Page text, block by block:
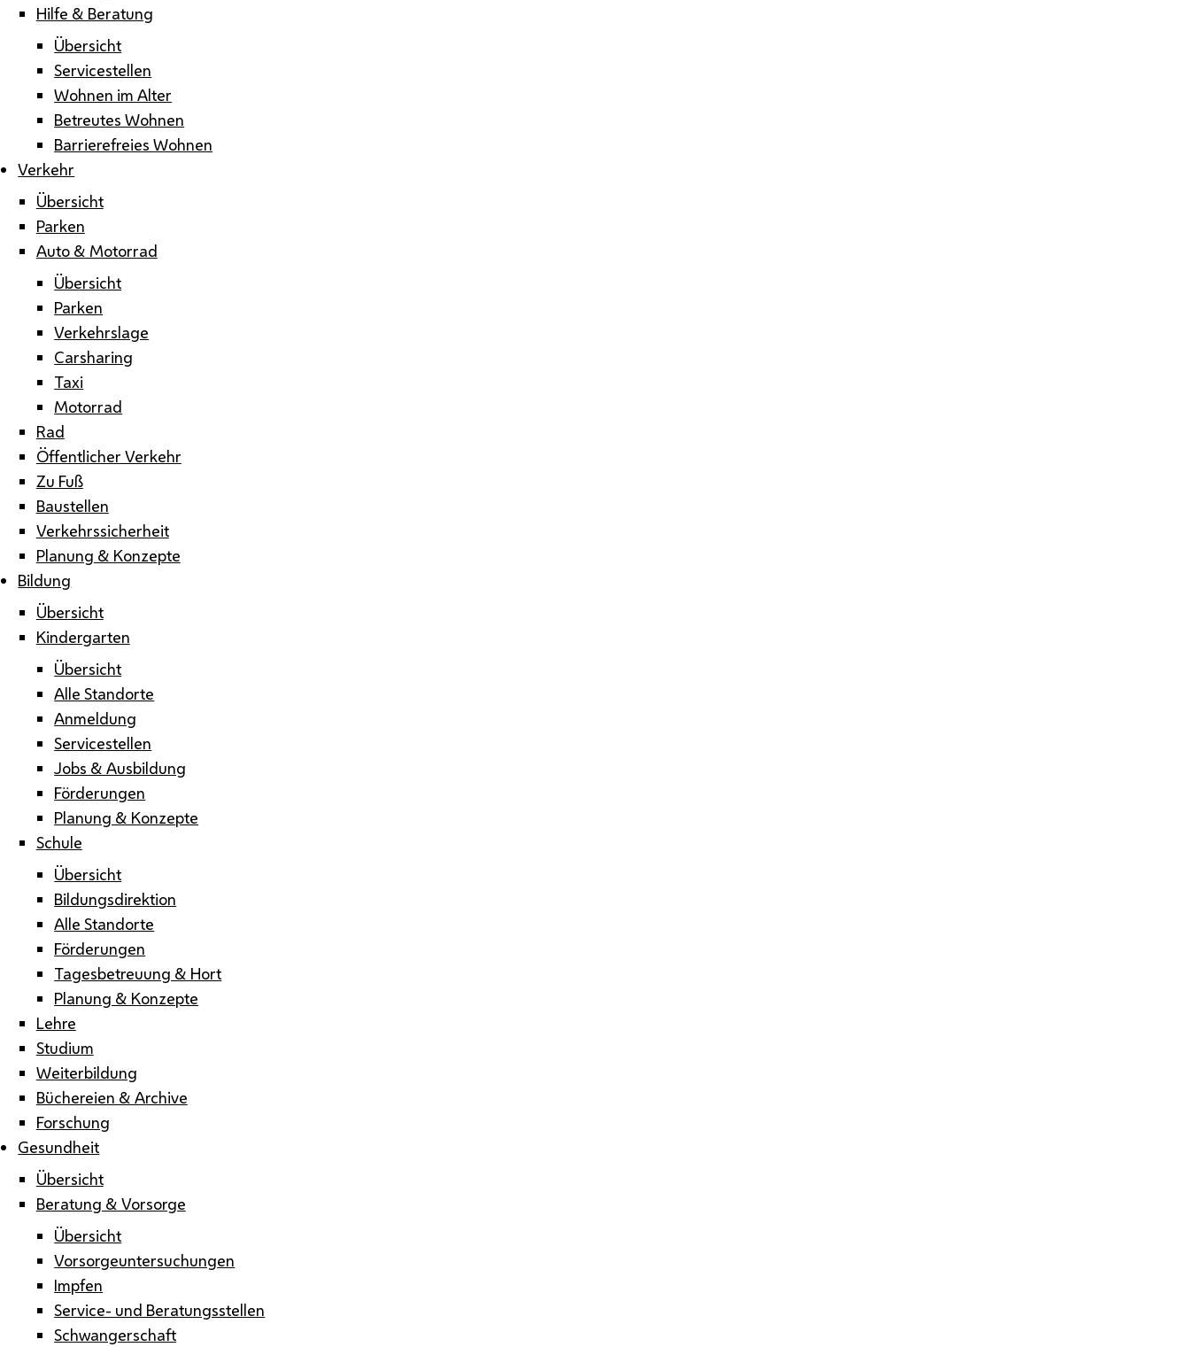
Hilfe & Beratung
Übersicht
Servicestellen
Wohnen im Alter
Betreutes Wohnen
Barrierefreies Wohnen
Verkehr
Übersicht
Parken
Auto & Motorrad
Übersicht
Parken
Verkehrslage
Carsharing
Taxi
Motorrad
Rad
Öffentlicher Verkehr
Zu Fuß
Baustellen
Verkehrssicherheit
Planung & Konzepte
Bildung
Übersicht
Kindergarten
Übersicht
Alle Standorte
Anmeldung
Servicestellen
Jobs & Ausbildung
Förderungen
Planung & Konzepte
Schule
Übersicht
Bildungsdirektion
Alle Standorte
Förderungen
Tagesbetreuung & Hort
Planung & Konzepte
Lehre
Studium
Weiterbildung
Büchereien & Archive
Forschung
Gesundheit
Übersicht
Beratung & Vorsorge
Übersicht
Vorsorgeuntersuchungen
Impfen
Service- und Beratungsstellen
Schwangerschaft